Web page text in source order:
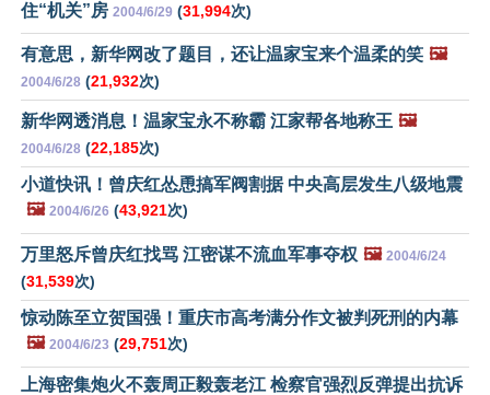
住“机关”房 2004/6/29 (31,994次)
有意思，新华网改了题目，还让温家宝来个温柔的笑 🖼️
2004/6/28 (21,932次)
新华网透消息！温家宝永不称霸 江家帮各地称王 🖼️
2004/6/28 (22,185次)
小道快讯！曾庆红怂恿搞军阀割据 中央高层发生八级地震
🖼️ 2004/6/26 (43,921次)
万里怒斥曾庆红找骂 江密谋不流血军事夺权 🖼️ 2004/6/24
(31,539次)
惊动陈至立贺国强！重庆市高考满分作文被判死刑的内幕
🖼️ 2004/6/23 (29,751次)
上海密集炮火不轰周正毅轰老江 检察官强烈反弹提出抗诉